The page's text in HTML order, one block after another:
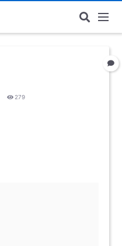
279